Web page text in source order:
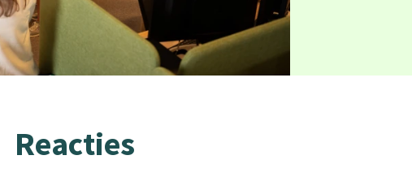
Reacties